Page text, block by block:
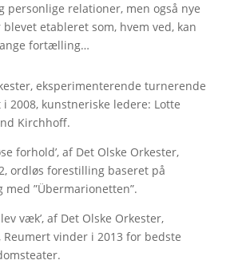
personlige relationer, men også nye
etableret som, hvem ved, kan
fortælling…
eksperimenterende turnerende
2008, kunstneriske ledere: Lotte
Kirchhoff.
forhold’, af Det Olske Orkester,
ordløs forestilling baseret på
”Übermarionetten”.
væk’, af Det Olske Orkester,
Reumert vinder i 2013 for bedste